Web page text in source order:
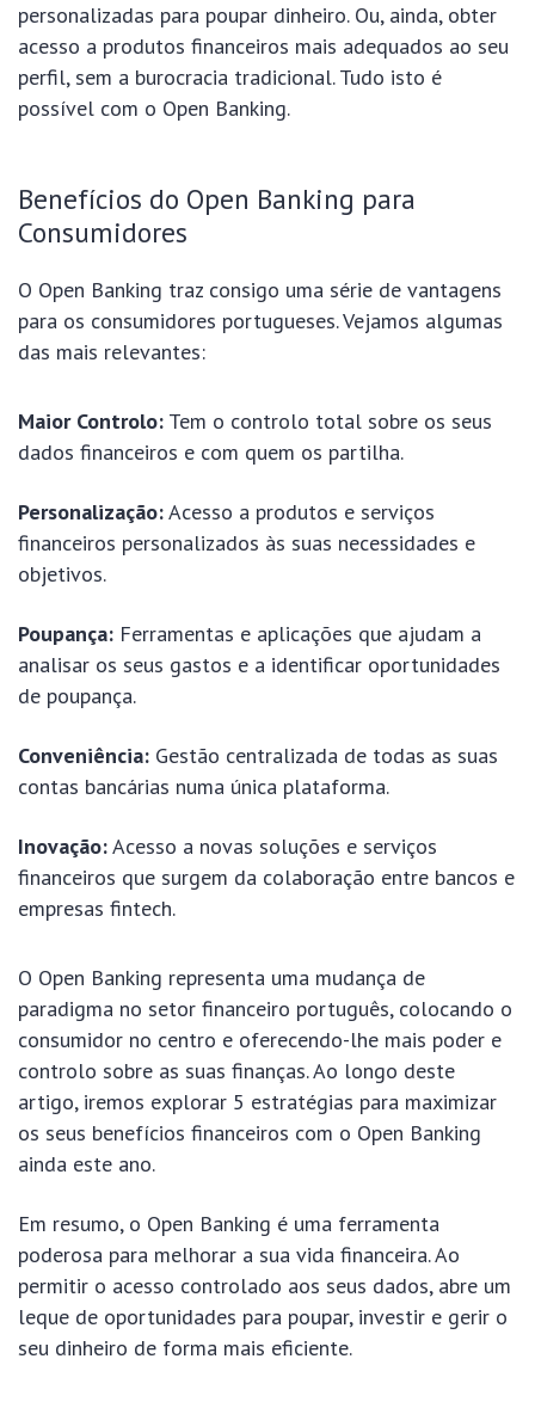
personalizadas para poupar dinheiro. Ou, ainda, obter
acesso a produtos financeiros mais adequados ao seu
perfil, sem a burocracia tradicional. Tudo isto é
possível com o Open Banking.
Benefícios do Open Banking para
Consumidores
O Open Banking traz consigo uma série de vantagens
para os consumidores portugueses. Vejamos algumas
das mais relevantes:
Maior Controlo: Tem o controlo total sobre os seus
dados financeiros e com quem os partilha.
Personalização:Acesso a produtos e serviços
financeiros personalizados às suas necessidades e
objetivos.
Poupança: Ferramentas e aplicações que ajudam a
analisar os seus gastos e a identificar oportunidades
de poupança.
Conveniência: Gestão centralizada de todas as suas
contas bancárias numa única plataforma.
Inovação:Acesso a novas soluções e serviços
financeiros que surgem da colaboração entre bancos e
empresas fintech.
O Open Banking representa uma mudança de
paradigma no setor financeiro português, colocando o
consumidor no centro e oferecendo-lhe mais poder e
controlo sobre as suas finanças. Ao longo deste
artigo, iremos explorar 5 estratégias para maximizar
os seus benefícios financeiros com o Open Banking
ainda este ano.
Em resumo, o Open Banking é uma ferramenta
poderosa para melhorar a sua vida financeira. Ao
permitir o acesso controlado aos seus dados, abre um
leque de oportunidades para poupar, investir e gerir o
seu dinheiro de forma mais eficiente.